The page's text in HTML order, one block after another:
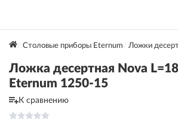
Столовые приборы Eternum Ложки
Ложка десертная Nova
Eternum 1250-15
К сравнению